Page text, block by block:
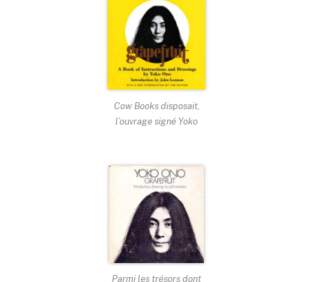
Cow Books disposait,
l’ouvrage signé Yoko
Parmi les trésors dont